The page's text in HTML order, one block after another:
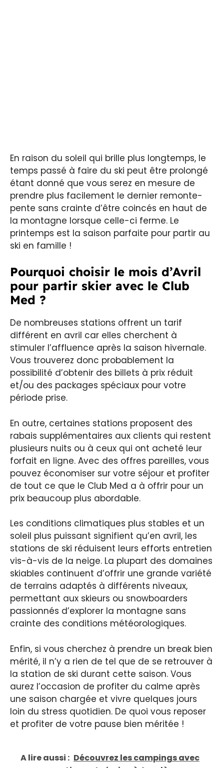
En raison du soleil qui brille plus longtemps, le
temps passé à faire du ski peut être prolongé
étant donné que vous serez en mesure de
prendre plus facilement le dernier remonte-
pente sans crainte d’être coincés en haut de
la montagne lorsque celle-ci ferme. Le
printemps est la saison parfaite pour partir au
ski en famille !
Pourquoi choisir le mois d’Avril
pour partir skier avec le Club
Med ?
De nombreuses stations offrent un tarif
différent en avril car elles cherchent à
stimuler l’affluence après la saison hivernale.
Vous trouverez donc probablement la
possibilité d’obtenir des billets à prix réduit
et/ou des packages spéciaux pour votre
période prise.
En outre, certaines stations proposent des
rabais supplémentaires aux clients qui restent
plusieurs nuits ou à ceux qui ont acheté leur
forfait en ligne. Avec des offres pareilles, vous
pouvez économiser sur votre séjour et profiter
de tout ce que le Club Med a à offrir pour un
prix beaucoup plus abordable.
Les conditions climatiques plus stables et un
soleil plus puissant signifient qu’en avril, les
stations de ski réduisent leurs efforts entretien
vis-à-vis de la neige. La plupart des domaines
skiables continuent d’offrir une grande variété
de terrains adaptés à différents niveaux,
permettant aux skieurs ou snowboarders
passionnés d’explorer la montagne sans
crainte des conditions météorologiques.
Enfin, si vous cherchez à prendre un break bien
mérité, il n’y a rien de tel que de se retrouver à
la station de ski durant cette saison. Vous
aurez l’occasion de profiter du calme après
une saison chargée et vivre quelques jours
loin du stress quotidien. De quoi vous reposer
et profiter de votre pause bien méritée !
A lire aussi : Découvrez les campings avec